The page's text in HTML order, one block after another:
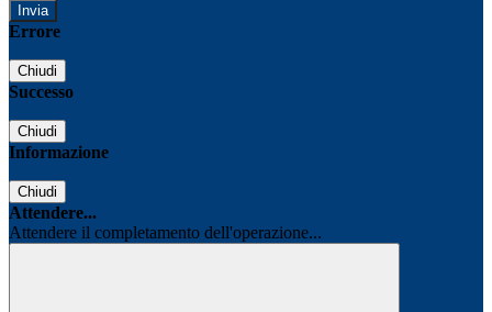
Errore
Chiudi
Successo
Chiudi
Informazione
Chiudi
Attendere...
Attendere il completamento dell'operazione...